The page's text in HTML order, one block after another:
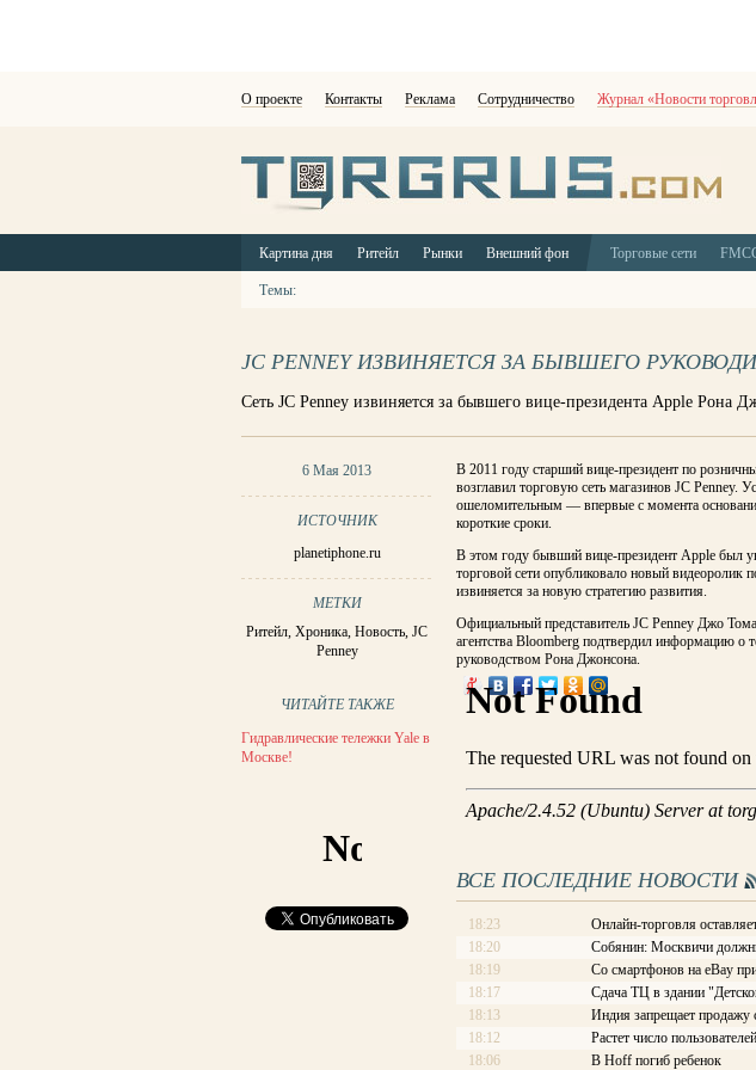
О проекте Контакты Реклама Сотрудничество Журнал «Новости
Картина дня Ритейл Рынки Внешний фон Торговые сети
Темы:
JC PENNEY ИЗВИНЯЕТСЯ ЗА БЫВШЕГО
Сеть JC Penney извиняется за бывшего вице-президента Apple Рона
6 Мая 2013
ИСТОЧНИК
planetiphone.ru
МЕТКИ
Ритейл, Хроника, Новость, JC
Penney
ЧИТАЙТЕ ТАКЖЕ
Гидравлические тележки Yale в
Москве!
В 2011 году старший вице-президент по
возглавил торговую сеть магазинов JC Penney.
ошеломительным — впервые с момента
короткие сроки.
В этом году бывший вице-президент Apple был
торговой сети опубликовало новый видеоролик
извиняется за новую стратегию развития.
Официальный представитель JC Penney Джо
агентства Bloomberg подтвердил информацию
руководством Рона Джонсона.
ВСЕ ПОСЛЕДНИЕ НОВОСТИ
18:23
Онлайн-торговля
18:20
Собянин: Москвичи
18:19
Со смартфонов на eBay
18:17
Сдача ТЦ в здании
18:13
Индия запрещает продажу
18:12
Растет число
18:06
В Hoff погиб ребенок